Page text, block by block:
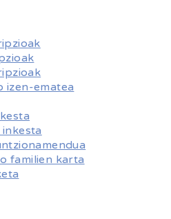
izen-ematea
familien karta